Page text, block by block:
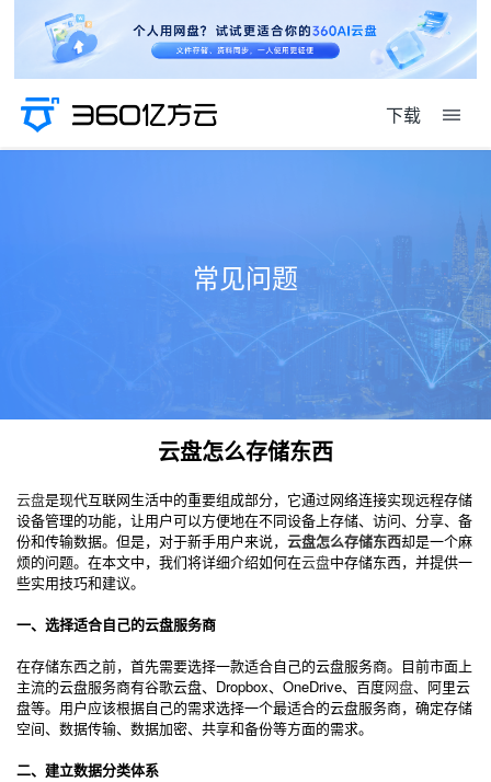
下载
常见问题
云盘怎么存储东西
云盘是现代互联网生活中的重要组成部分，它通过网络连接实现远程存储
设备管理的功能，让用户可以方便地在不同设备上存储、访问、分享、备
份和传输数据。但是，对于新手用户来说， 云盘怎么存储东西却是一个麻
烦的问题。在本文中，我们将详细介绍如何在云盘中存储东西，并提供一
些实用技巧和建议。
一、选择适合自己的云盘服务商
在存储东西之前，首先需要选择一款适合自己的云盘服务商。目前市面上
主流的云盘服务商有谷歌云盘、Dropbox、OneDrive、百度网盘、阿里云
盘等。用户应该根据自己的需求选择一个最适合的云盘服务商，确定存储
空间、数据传输、数据加密、共享和备份等方面的需求。
二、建立数据分类体系